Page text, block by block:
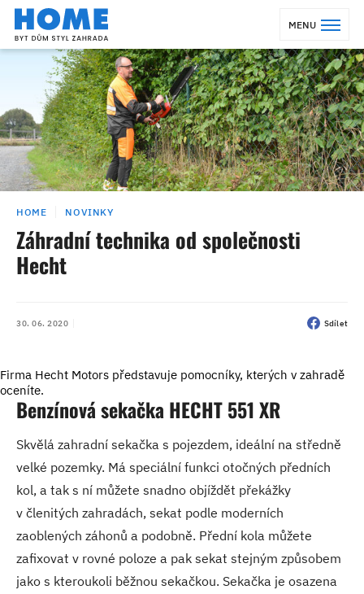
MENU
HOME NOVINKY
Záhradní technika od společnosti
Hecht
30. 06. 2020 Sdílet
Firma Hecht Motors představuje pomocníky, kterých v zahradě
oceníte.
Benzínová sekačka HECHT 551 XR
Skvělá zahradní sekačka s pojezdem, ideální na středně
velké pozemky. Má speciální funkci otočných předních
kol, a tak s ní můžete snadno objíždět překážky
v členitých zahradách, sekat podle moderních
zaoblených záhonů a podobně. Přední kola můžete
zafixovat v rovné poloze a pak sekat stejným způsobem
jako s kteroukoli běžnou sekačkou. Sekačka je osazena